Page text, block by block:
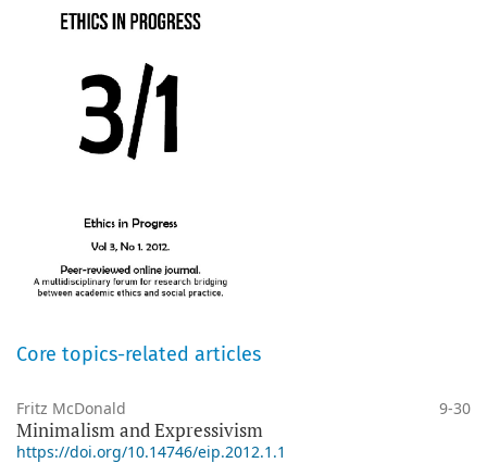
Core topics-related articles
Fritz McDonald 9-30
Minimalism and Expressivism
https://doi.org/10.14746/eip.2012.1.1